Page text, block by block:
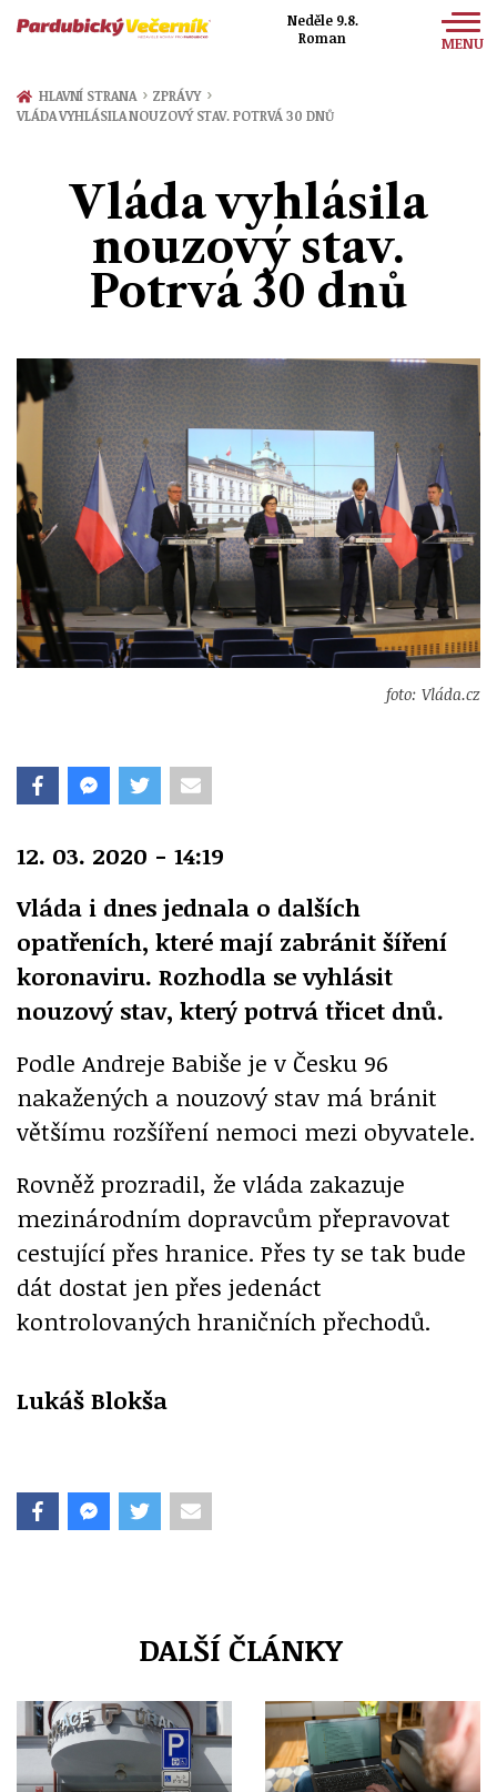
Neděle 9.8.
Roman
MENU
Zprávy
Kultura
Společnost
HLAVNÍ STRANA › ZPRÁVY ›
VLÁDA VYHLÁSILA NOUZOVÝ STAV. POTRVÁ 30 DNŮ
Vláda vyhlásila
nouzový stav.
Potrvá 30 dnů
foto: Vláda.cz
12. 03. 2020 - 14:19
Vláda i dnes jednala o dalších
opatřeních, které mají zabránit šíření
koronaviru. Rozhodla se vyhlásit
nouzový stav, který potrvá třicet dnů.
Podle Andreje Babiše je v Česku 96
nakažených a nouzový stav má bránit
většímu rozšíření nemoci mezi obyvatele.
Rovněž prozradil, že vláda zakazuje
mezinárodním dopravcům přepravovat
cestující přes hranice. Přes ty se tak bude
dát dostat jen přes jedenáct
kontrolovaných hraničních přechodů.
Lukáš Blokša
DALŠÍ ČLÁNKY